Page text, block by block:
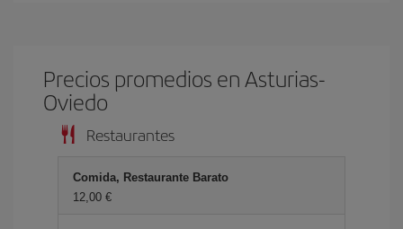
Precios promedios en Asturias-
Oviedo
Restaurantes
Comida, Restaurante Barato
12,00 €